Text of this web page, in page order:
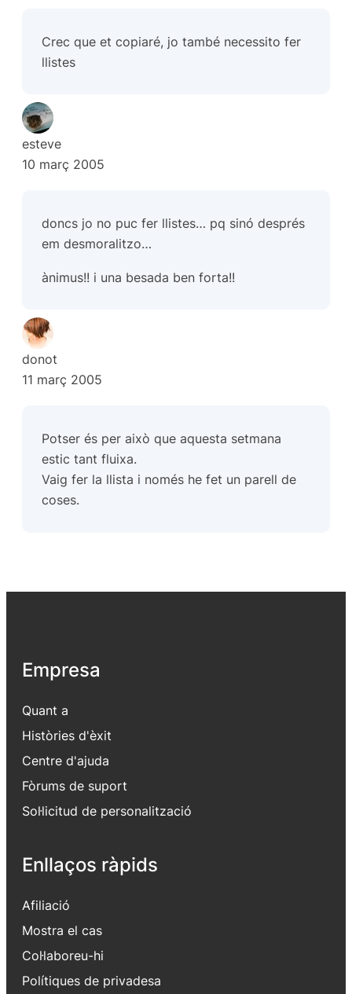
Crec que et copiaré, jo també necessito fer
llistes
esteve
10 març 2005
doncs jo no puc fer llistes… pq sinó després
em desmoralitzo…
ànimus!! i una besada ben forta!!
donot
11 març 2005
Potser és per això que aquesta setmana
estic tant fluixa.
Vaig fer la llista i només he fet un parell de
coses.
Empresa
Quant a
Històries d'èxit
Centre d'ajuda
Fòrums de suport
Sol·licitud de personalització
Enllaços ràpids
Afiliació
Mostra el cas
Col·laboreu-hi
Polítiques de privadesa